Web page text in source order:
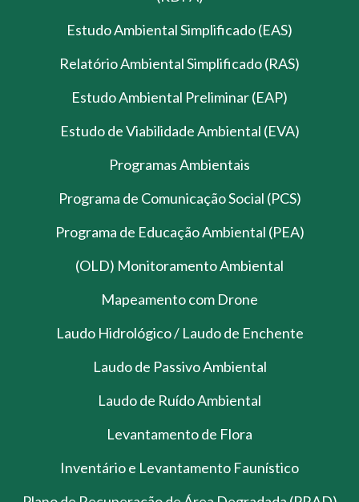
Estudo Ambiental Simplificado (EAS)
Relatório Ambiental Simplificado (RAS)
Estudo Ambiental Preliminar (EAP)
Estudo de Viabilidade Ambiental (EVA)
Programas Ambientais
Programa de Comunicação Social (PCS)
Programa de Educação Ambiental (PEA)
(OLD) Monitoramento Ambiental
Mapeamento com Drone
Laudo Hidrológico / Laudo de Enchente
Laudo de Passivo Ambiental
Laudo de Ruído Ambiental
Levantamento de Flora
Inventário e Levantamento Faunístico